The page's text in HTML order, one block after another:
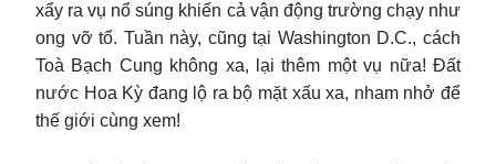
xẩy ra vụ nổ súng khiến cả vận động trường chạy như
ong vỡ tổ. Tuần này, cũng tại Washington D.C., cách
Toà Bạch Cung không xa, lại thêm một vụ nữa! Đất
nước Hoa Kỳ đang lộ ra bộ mặt xấu xa, nham nhở để
thế giới cùng xem!